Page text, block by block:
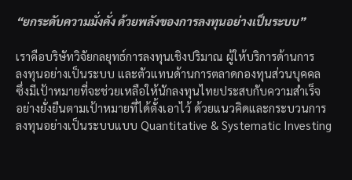
“ยกระดับความมั่งคั่ง ด้วยพลังของการลงทุนอย่างเป็นระบบ”
เราคือบริษัทวิจัยกลยุทธ์การลงทุนเชิงปริมาณ ผู้ให้บริการด้านการ
ลงทุนอย่างเป็นระบบ และตัวแทนด้านการตลาดกองทุนส่วนบุคคล
ซึ่งมีเป้าหมายที่จะช่วยเหลือให้นักลงทุนไทยประสบกับความสำเร็จ
อย่างยั่งยืนตามเป้าหมายที่ได้ตั้งเอาไว้ ด้วยแนวคิดและกระบวนการ
ลงทุนอย่างเป็นระบบแบบ Quantitative & Systematic Investing